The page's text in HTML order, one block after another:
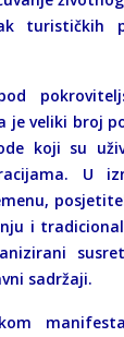
turističkih
je veliki broj
koji su
U
i
sadržaji.